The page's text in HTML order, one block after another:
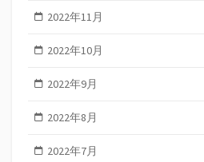
2022年11月
2022年10月
2022年9月
2022年8月
2022年7月